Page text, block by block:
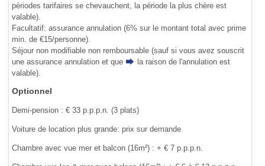
périodes tarifaires se chevauchent, la période la plus chère est
valable).
Facultatif: assurance annulation (6% sur le montant total avec prime
min. de €15/personne).
Séjour non modifiable non remboursable (sauf si vous avez souscrit
une assurance annulation et que
la raison de l'annulation est
valable).
Optionnel
Demi-pension : € 33 p.p.p.n. (3 plats)
Voiture de location plus grande: prix sur demande
Chambre avec vue mer et balcon (16m²) : + € 7 p.p.p.n.